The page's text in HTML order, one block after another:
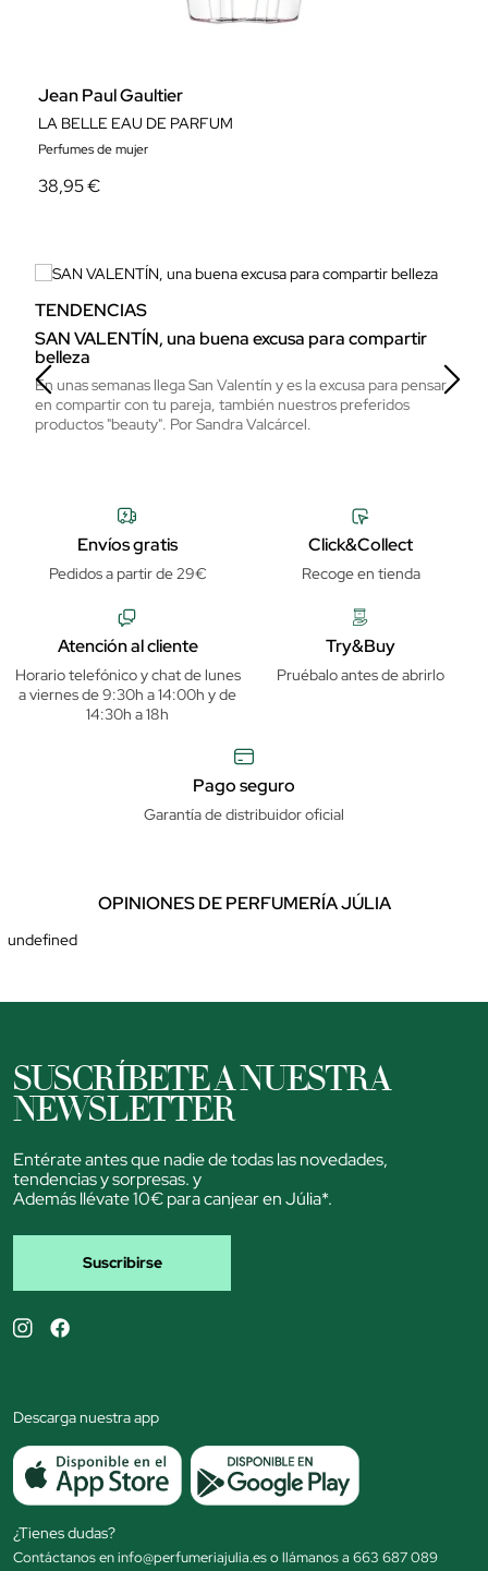
Jean Paul Gaultier
LA BELLE EAU DE PARFUM
Perfumes de mujer
38,95 €
TENDENCIAS
SAN VALENTÍN, una buena excusa para compartir
belleza
En unas semanas llega San Valentín y es la excusa para pensar
en compartir con tu pareja, también nuestros preferidos
productos "beauty". Por Sandra Valcárcel.
Envíos gratis
Pedidos a partir de 29€
Click&Collect
Recoge en tienda
Atención al cliente
Horario telefónico y chat de lunes
a viernes de 9:30h a 14:00h y de
14:30h a 18h
Try&Buy
Pruébalo antes de abrirlo
Pago seguro
Garantía de distribuidor oficial
OPINIONES DE PERFUMERÍA JÚLIA
undefined
SUSCRÍBETE A NUESTRA
NEWSLETTER
Entérate antes que nadie de todas las novedades,
tendencias y sorpresas. y
Además llévate 10€ para canjear en Júlia*.
Suscribirse
Descarga nuestra app
¿Tienes dudas?
Contáctanos en info@perfumeriajulia.es o llámanos a 663 687 089